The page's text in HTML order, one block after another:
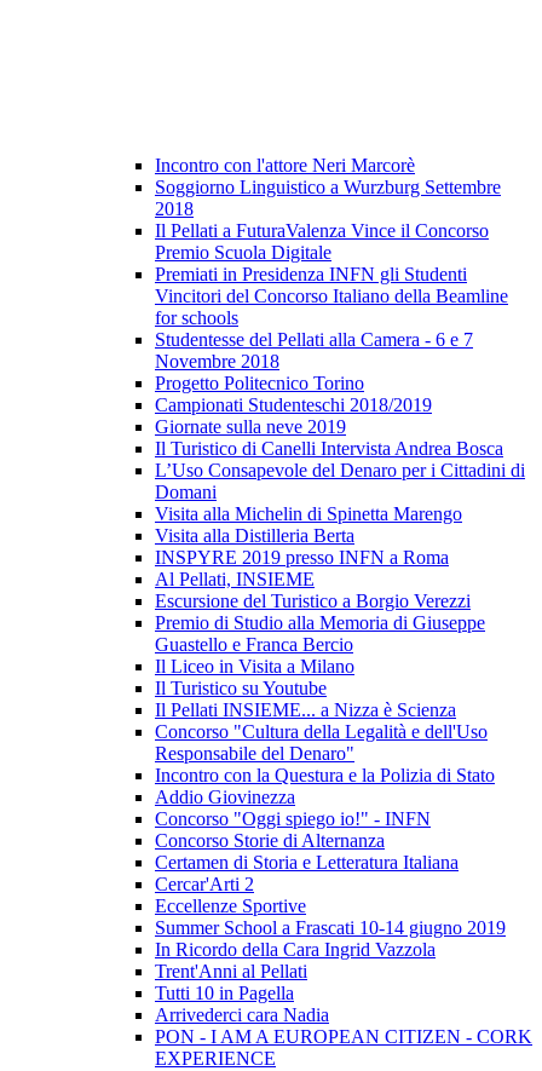
Incontro con l'attore Neri Marcorè
Soggiorno Linguistico a Wurzburg Settembre
2018
Il Pellati a FuturaValenza Vince il Concorso
Premio Scuola Digitale
Premiati in Presidenza INFN gli Studenti
Vincitori del Concorso Italiano della Beamline
for schools
Studentesse del Pellati alla Camera - 6 e 7
Novembre 2018
Progetto Politecnico Torino
Campionati Studenteschi 2018/2019
Giornate sulla neve 2019
Il Turistico di Canelli Intervista Andrea Bosca
L’Uso Consapevole del Denaro per i Cittadini di
Domani
Visita alla Michelin di Spinetta Marengo
Visita alla Distilleria Berta
INSPYRE 2019 presso INFN a Roma
Al Pellati, INSIEME
Escursione del Turistico a Borgio Verezzi
Premio di Studio alla Memoria di Giuseppe
Guastello e Franca Bercio
Il Liceo in Visita a Milano
Il Turistico su Youtube
Il Pellati INSIEME... a Nizza è Scienza
Concorso "Cultura della Legalità e dell'Uso
Responsabile del Denaro"
Incontro con la Questura e la Polizia di Stato
Addio Giovinezza
Concorso "Oggi spiego io!" - INFN
Concorso Storie di Alternanza
Certamen di Storia e Letteratura Italiana
Cercar'Arti 2
Eccellenze Sportive
Summer School a Frascati 10-14 giugno 2019
In Ricordo della Cara Ingrid Vazzola
Trent'Anni al Pellati
Tutti 10 in Pagella
Arrivederci cara Nadia
PON - I AM A EUROPEAN CITIZEN - CORK
EXPERIENCE